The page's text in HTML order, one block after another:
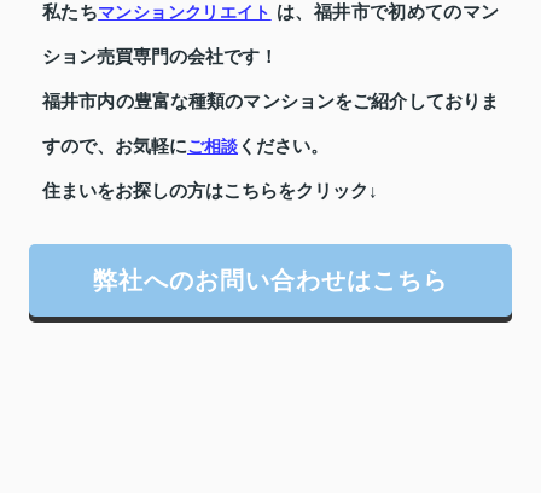
私たちマンションクリエイト は、福井市で初めてのマン
ション売買専門の会社です！
福井市内の豊富な種類のマンションをご紹介しておりま
すので、お気軽にご相談 ください。
住まいをお探しの方はこちらをクリック↓
弊社へのお問い合わせはこちら